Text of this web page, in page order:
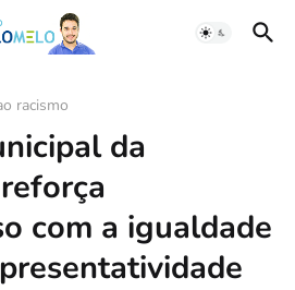
racismo
da
com a igualdade